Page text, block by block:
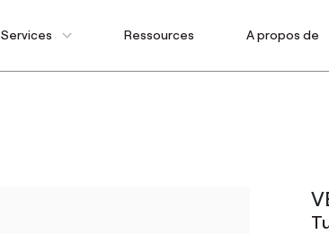
Services Ressources A propos de